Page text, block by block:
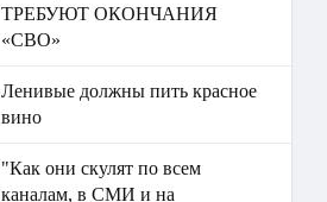
ТРЕБУЮТ ОКОНЧАНИЯ
«СВО»
Ленивые должны пить красное
вино
"Как они скулят по всем
каналам, в СМИ и на